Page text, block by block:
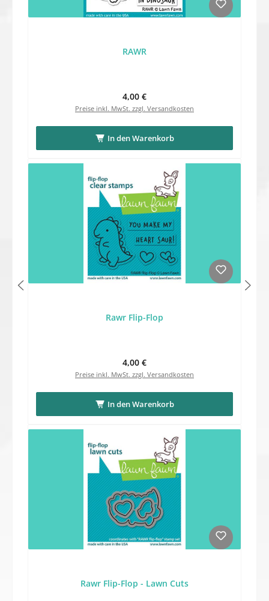
RAWR
Regulärer Preis:
4,00 €
Preise inkl. MwSt. zzgl. Versandkosten
In den Warenkorb
Rawr Flip-Flop
Regulärer Preis:
4,00 €
Preise inkl. MwSt. zzgl. Versandkosten
In den Warenkorb
Rawr Flip-Flop - Lawn Cuts